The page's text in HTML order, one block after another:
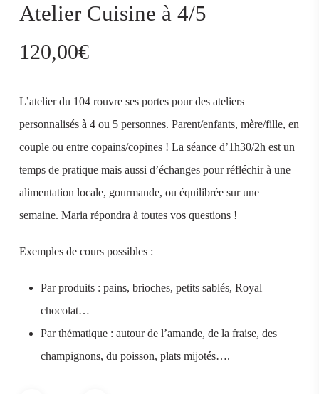
Atelier Cuisine à 4/5
120,00€
L’atelier du 104 rouvre ses portes pour des ateliers
personnalisés à 4 ou 5 personnes. Parent/enfants, mère/fille, en
couple ou entre copains/copines ! La séance d’1h30/2h est un
temps de pratique mais aussi d’échanges pour réfléchir à une
alimentation locale, gourmande, ou équilibrée sur une
semaine. Maria répondra à toutes vos questions !
Exemples de cours possibles :
Par produits : pains, brioches, petits sablés, Royal
chocolat…
Par thématique : autour de l’amande, de la fraise, des
champignons, du poisson, plats mijotés….